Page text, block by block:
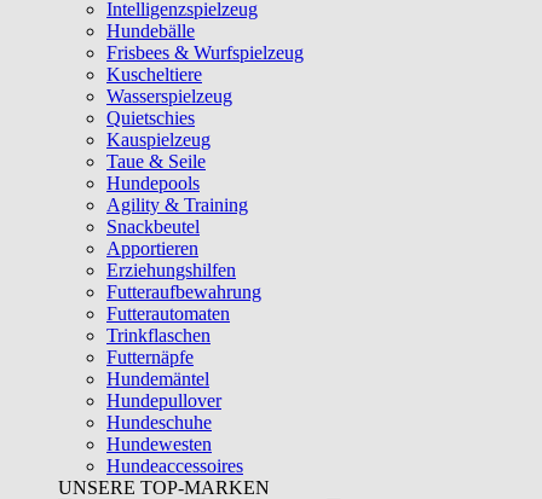
Intelligenzspielzeug
Hundebälle
Frisbees & Wurfspielzeug
Kuscheltiere
Wasserspielzeug
Quietschies
Kauspielzeug
Taue & Seile
Hundepools
Agility & Training
Snackbeutel
Apportieren
Erziehungshilfen
Futteraufbewahrung
Futterautomaten
Trinkflaschen
Futternäpfe
Hundemäntel
Hundepullover
Hundeschuhe
Hundewesten
Hundeaccessoires
UNSERE TOP-MARKEN